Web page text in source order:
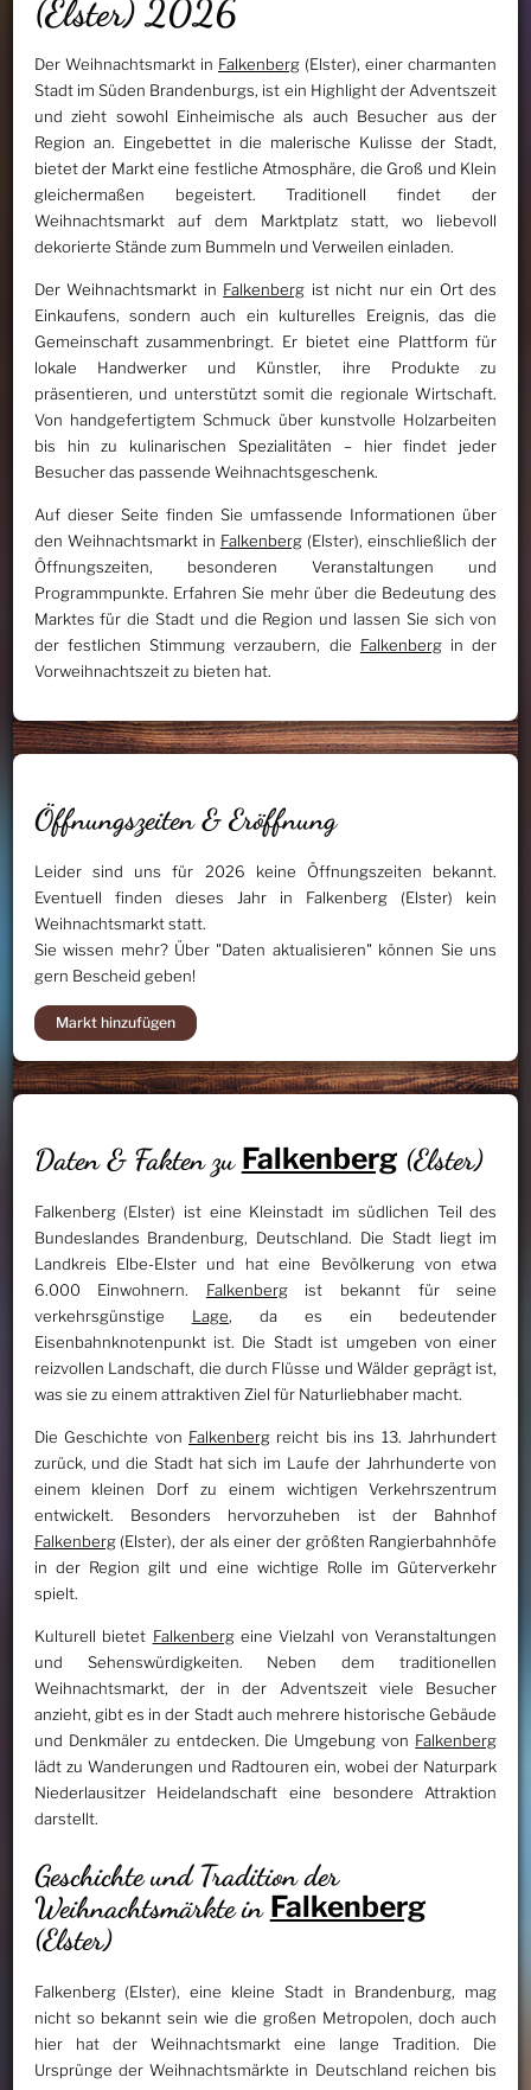
(Elster) 2026
Der Weihnachtsmarkt in Falkenberg(Elster), einer charmanten
Stadt im Süden Brandenburgs, ist ein Highlight der Adventszeit
und zieht sowohl Einheimische als auch Besucher aus der
Region an. Eingebettet in die malerische Kulisse der Stadt,
bietet der Markt eine festliche Atmosphäre, die Groß und Klein
gleichermaßen begeistert. Traditionell findet der
Weihnachtsmarkt auf dem Marktplatz statt, wo liebevoll
dekorierte Stände zum Bummeln und Verweilen einladen.
Der Weihnachtsmarkt in Falkenberg ist nicht nur ein Ort des
Einkaufens, sondern auch ein kulturelles Ereignis, das die
Gemeinschaft zusammenbringt. Er bietet eine Plattform für
lokale Handwerker und Künstler, ihre Produkte zu
präsentieren, und unterstützt somit die regionale Wirtschaft.
Von handgefertigtem Schmuck über kunstvolle Holzarbeiten
bis hin zu kulinarischen Spezialitäten – hier findet jeder
Besucher das passende Weihnachtsgeschenk.
Auf dieser Seite finden Sie umfassende Informationen über
den Weihnachtsmarkt in Falkenberg(Elster), einschließlich der
Öffnungszeiten, besonderen Veranstaltungen und
Programmpunkte. Erfahren Sie mehr über die Bedeutung des
Marktes für die Stadt und die Region und lassen Sie sich von
der festlichen Stimmung verzaubern, die Falkenbergin der
Vorweihnachtszeit zu bieten hat.
Öffnungszeiten & Eröffnung
Leider sind uns für 2026 keine Öffnungszeiten bekannt.
Eventuell finden dieses Jahr in Falkenberg (Elster) kein
Weihnachtsmarkt statt.
Sie wissen mehr? Über "Daten aktualisieren" können Sie uns
gern Bescheid geben!
Markt hinzufügen
Daten & Fakten zu Falkenberg (Elster)
Falkenberg (Elster) ist eine Kleinstadt im südlichen Teil des
Bundeslandes Brandenburg, Deutschland. Die Stadt liegt im
Landkreis Elbe-Elster und hat eine Bevölkerung von etwa
6.000 Einwohnern. Falkenbergist bekannt für seine
verkehrsgünstige Lage, da es ein bedeutender
Eisenbahnknotenpunkt ist. Die Stadt ist umgeben von einer
reizvollen Landschaft, die durch Flüsse und Wälder geprägt ist,
was sie zu einem attraktiven Ziel für Naturliebhaber macht.
Die Geschichte von Falkenberg reicht bis ins 13. Jahrhundert
zurück, und die Stadt hat sich im Laufe der Jahrhunderte von
einem kleinen Dorf zu einem wichtigen Verkehrszentrum
entwickelt. Besonders hervorzuheben ist der Bahnhof
Falkenberg(Elster), der als einer der größten Rangierbahnhöfe
in der Region gilt und eine wichtige Rolle im Güterverkehr
spielt.
Kulturell bietet Falkenbergeine Vielzahl von Veranstaltungen
und Sehenswürdigkeiten. Neben dem traditionellen
Weihnachtsmarkt, der in der Adventszeit viele Besucher
anzieht, gibt es in der Stadt auch mehrere historische Gebäude
und Denkmäler zu entdecken. Die Umgebung von Falkenberg
lädt zu Wanderungen und Radtouren ein, wobei der Naturpark
Niederlausitzer Heidelandschaft eine besondere Attraktion
darstellt.
Geschichte und Tradition der
Weihnachtsmärkte in Falkenberg
(Elster)
Falkenberg (Elster), eine kleine Stadt in Brandenburg, mag
nicht so bekannt sein wie die großen Metropolen, doch auch
hier hat der Weihnachtsmarkt eine lange Tradition. Die
Ursprünge der Weihnachtsmärkte in Deutschland reichen bis